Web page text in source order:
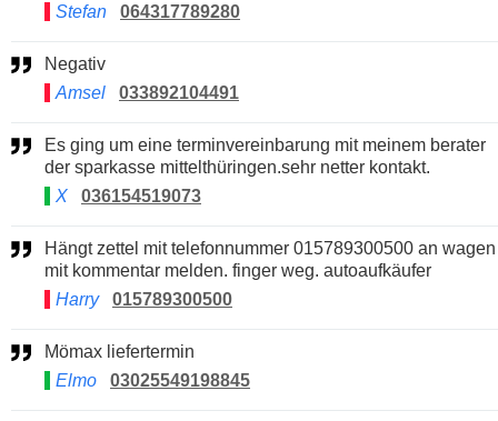
Stefan
064317789280
Negativ
Amsel
033892104491
Es ging um eine terminvereinbarung mit meinem berater
der sparkasse mittelthüringen.sehr netter kontakt.
X
036154519073
Hängt zettel mit telefonnummer 015789300500 an wagen
mit kommentar melden. finger weg. autoaufkäufer
Harry
015789300500
Mömax liefertermin
Elmo
03025549198845